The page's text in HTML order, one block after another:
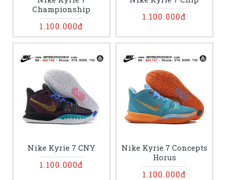
Championship
1.100.000đ
1.100.000đ
Nike Kyrie 7 CNY
1.100.000đ
Nike Kyrie 7 Concepts
Horus
1.100.000đ